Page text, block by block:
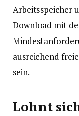
Arbeitsspeicher
Download mit
ausreichend
sein.
Lohnt